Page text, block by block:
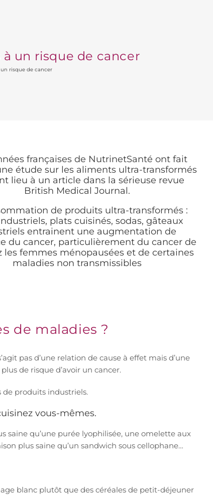
un risque de cancer
risque de cancer
françaises de NutrinetSanté ont fait
étude sur les aliments ultra-transformés
lieu à un article dans la sérieuse revue
British Medical Journal.
de produits ultra-transformés :
plats cuisinés, sodas, gâteaux
entrainent une augmentation de
du cancer, particulièrement du cancer de
les femmes ménopausées et de certaines
maladies non transmissibles
de maladies ?
pas d’une relation de cause à effet mais d’une
de risque d’avoir un cancer.
de produits industriels.
vous-mêmes.
saine qu’une purée lyophilisée, une omelette aux
plus saine qu’un sandwich sous cellophane…
blanc plutôt que des céréales de petit-déjeuner